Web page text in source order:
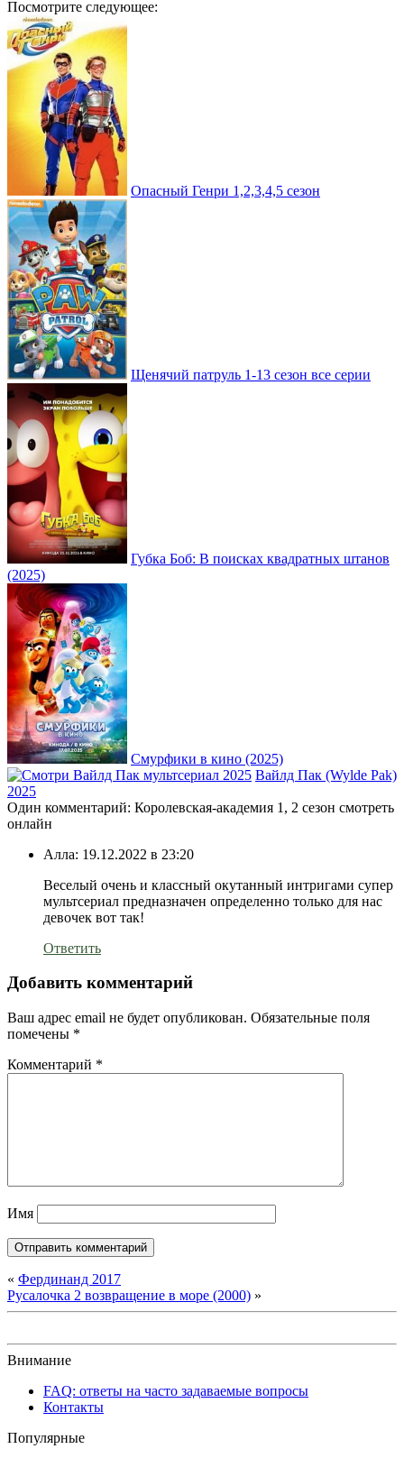
Посмотрите следующее:
Опасный Генри 1,2,3,4,5 сезон
Щенячий патруль 1-13 сезон все серии
Губка Боб: В поисках квадратных штанов
(2025)
Смурфики в кино (2025)
Вайлд Пак (Wylde Pak)
2025
Один комментарий: Королевская-академия 1, 2 сезон смотреть
онлайн
Алла: 19.12.2022 в 23:20
Веселый очень и классный окутанный интригами супер
мультсериал предназначен определенно только для нас
девочек вот так!
Ответить
Добавить комментарий
Ваш адрес email не будет опубликован. Обязательные поля
помечены *
Комментарий *
Имя
« Фердинанд 2017
Русалочка 2 возвращение в море (2000) »
Внимание
FAQ: ответы на часто задаваемые вопросы
Контакты
Популярные